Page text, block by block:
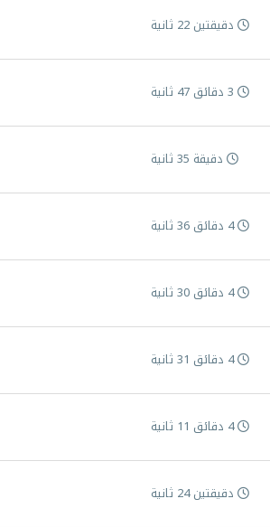
دقيقتين 22 ثانية
دقيقة 35 ثانية
4 دقائق 36 ثانية
4 دقائق 30 ثانية
4 دقائق 31 ثانية
4 دقائق 11 ثانية
دقيقتين 24 ثانية